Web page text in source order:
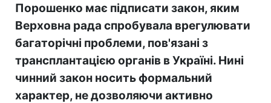
Порошенко має підписати закон, яким
Верховна рада спробувала врегулювати
багаторічні проблеми, пов'язані з
трансплантацією органів в Україні. Нині
чинний закон носить формальний
характер, не дозволяючи активно